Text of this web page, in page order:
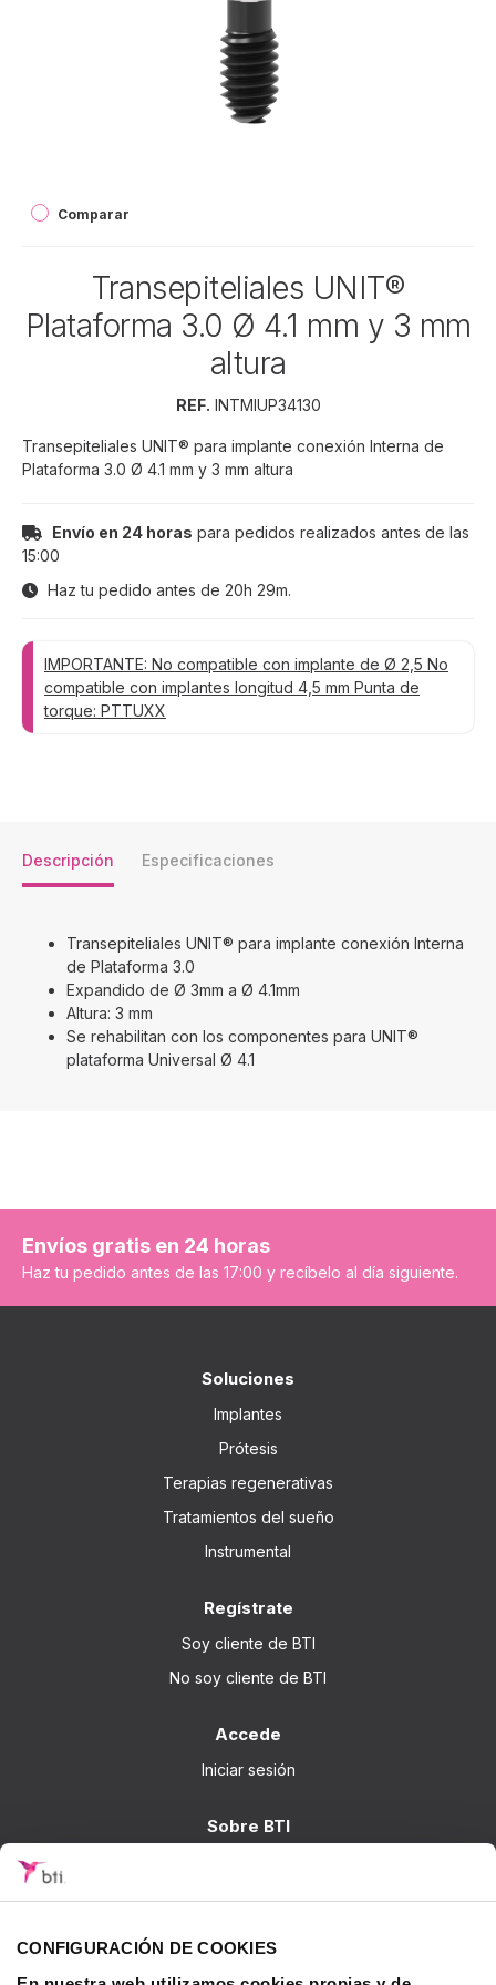
CONFIGURACIÓN DE COOKIES
Comparar
Transepiteliales UNIT®
Plataforma 3.0 Ø 4.1 mm y 3 mm
altura
REF. INTMIUP34130
Transepiteliales UNIT® para implante conexión Interna de
Plataforma 3.0 Ø 4.1 mm y 3 mm altura
Envío en 24 horas para pedidos realizados antes de las
15:00
Haz tu pedido antes de 20h 29m.
IMPORTANTE: No compatible con implante de Ø 2,5 No
compatible con implantes longitud 4,5 mm Punta de
torque: PTTUXX
Descripción Especificaciones
Transepiteliales UNIT® para implante conexión Interna
de Plataforma 3.0
Expandido de Ø 3mm a Ø 4.1mm
Altura: 3 mm
Se rehabilitan con los componentes para UNIT®
plataforma Universal Ø 4.1
Envíos gratis en 24 horas
Haz tu pedido antes de las 17:00 y recíbelo al día siguiente.
Soluciones
Implantes
Prótesis
Terapias regenerativas
Tratamientos del sueño
Instrumental
Regístrate
Soy cliente de BTI
No soy cliente de BTI
Accede
Iniciar sesión
Sobre BTI